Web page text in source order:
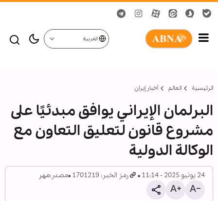
العربية
الرئيسية العالم أخبار إيران
البرلمان الإيراني يوافق مبدئيًا على
مشروع قانون لتعليق التعاون مع
الوكالة الدولية
24 يونيو 2025 - 11:14 رمز الخبر: 1701219 مصدر:مهر